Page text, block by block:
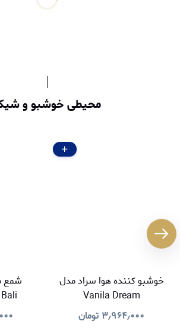
محیطی خوشبو و
خوشبو کننده هوا سراد مدل
Vanila Dream
۳٫۹۶۴٫۰۰۰ تومان
شمع